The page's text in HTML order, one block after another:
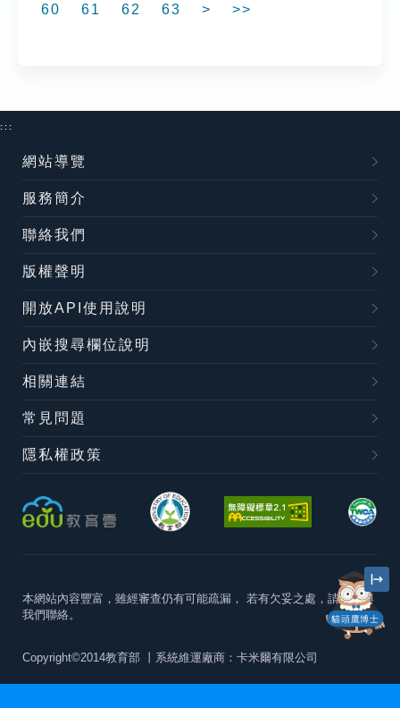
60
61 62 63 > >>
貓頭鷹博士
:::
網站導覽
服務簡介
聯絡我們
版權聲明
開放API使用說明
內嵌搜尋欄位說明
相關連結
常見問題
隱私權政策
本網站內容豐富，雖經審查仍有可能疏漏， 若有欠妥之處，請隨時與
我們聯絡。
Copyright©2014教育部 丨系統維運廠商：卡米爾有限公司